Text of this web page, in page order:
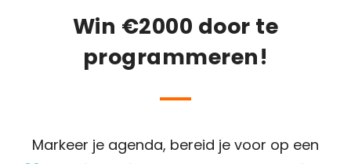
Win €2000 door te
programmeren!
Markeer je agenda, bereid je voor op een